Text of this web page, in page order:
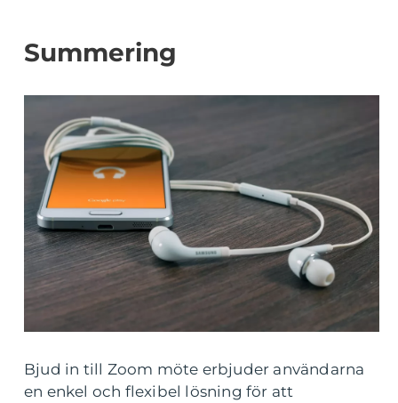
Summering
Bjud in till Zoom möte erbjuder användarna
en enkel och flexibel lösning för att